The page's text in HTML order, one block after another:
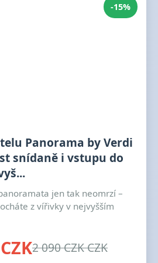
-15%
Panorama by Verdi
snídaně i vstupu do
jen tak neomrzí –
z vířivky v nejvyšším
2 090 CZK CZK